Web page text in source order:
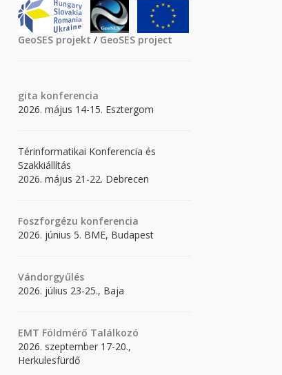
GeoSES projekt / GeoSES project
gita konferencia
2026. május 14-15. Esztergom
Térinformatikai Konferencia és
Szakkiállítás
2026. május 21-22. Debrecen
Foszforgézu konferencia
2026. június 5. BME, Budapest
Vándorgyűlés
2026. július 23-25., Baja
EMT Földmérő Találkozó
2026. szeptember 17-20.,
Herkulesfürdő